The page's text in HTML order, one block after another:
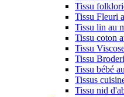
Tissu
Tissu Fleuri
Tissu lin au
Tissu coton
Tissu
Tissu
Tissu bébé
Tissus
Tissu nid